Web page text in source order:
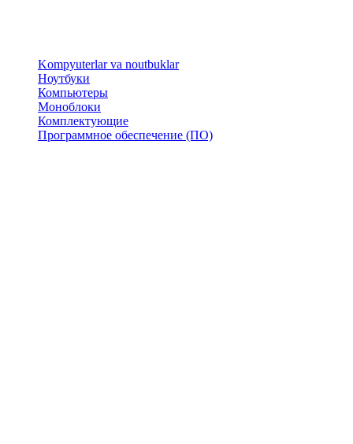
​Kompyuterlar va noutbuklar
Ноутбуки
Компьютеры
Моноблоки
Комплектующие
Программное обеспечение (ПО)